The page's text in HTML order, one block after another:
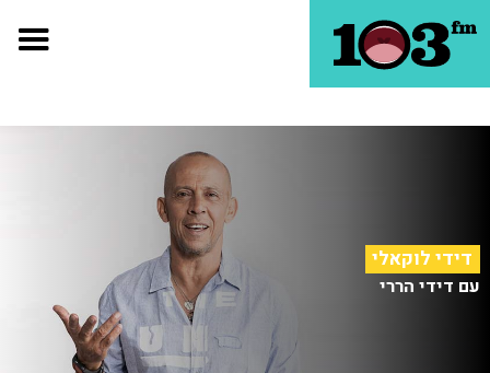
דידי לוקאלי
עם דידי הררי